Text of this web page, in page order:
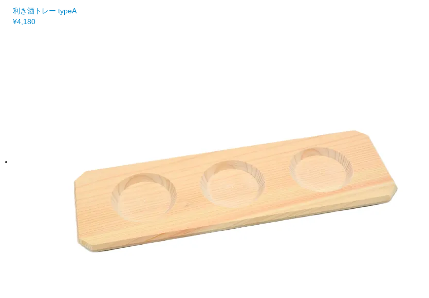
利き酒トレー typeA
¥4,180